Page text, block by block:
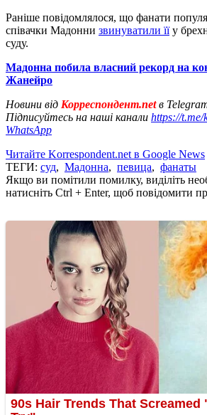
Раніше повідомлялося, що фанати
співачки Мадонни звинуватили їїу
суду.
Мадонна побила власний рекорд на
Жанейро
Новини від Корреспондент.netв
Підписуйтесь на наші канали https://t.me/
WhatsApp
Читайте Korrespondent.net в Google News
ТЕГИ: суд, Мадонна, певица, фанаты
Якщо ви помітили помилку, виділіть
натисніть Ctrl + Enter, щоб повідомити